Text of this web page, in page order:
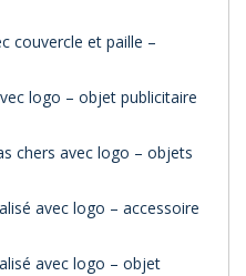
couvercle et paille –
logo – objet publicitaire
chers avec logo – objets
avec logo – accessoire
avec logo – objet